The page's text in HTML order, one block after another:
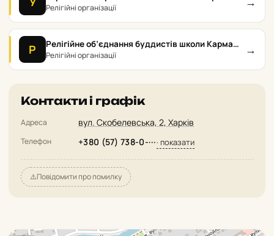
Української Православної Церкви (ПЦУ)
Релігійні організації
Р
Релігійне об’єднання буддистів школи Карма
Кагью Алмазного Шляху тибетського буддизму
Релігійні організації →
Контакти і графік
Адреса вул. Скобелевська, 2, Харків
Телефон +380 (57) 738-0-···· показати
⚠️Повідомити про помилку